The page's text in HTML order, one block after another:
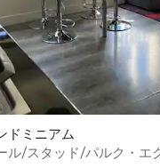
ドミニアム
ル/スタッド/パルク・エ